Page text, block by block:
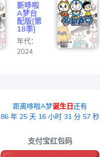
新哆啦
A梦台
配版[第
18季]
年代：
2024
距离哆啦A梦诞生日还有
86年 25 天 16小时 31分 56秒
支付宝红包码